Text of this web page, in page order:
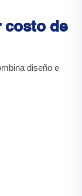
costo de
diseño e